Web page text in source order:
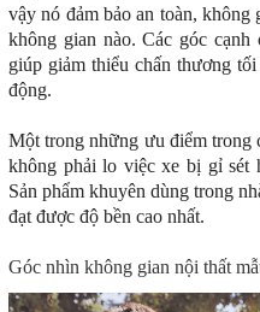
vậy nó đảm bảo an toàn,
không gian nào. Các góc
giúp giảm thiểu chấn thương
động.
Một trong những ưu điểm trong
không phải lo việc xe bị gỉ sét
Sản phẩm khuyên dùng trong
đạt được độ bền cao nhất.
Góc nhìn không gian nội thất